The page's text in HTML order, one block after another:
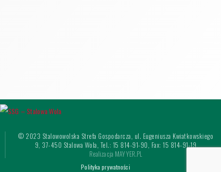
© 2023 Stalowowolska Strefa Gospodarcza, ul. Eugeniusza Kwiatkowskiego
9, 37-450 Stalowa Wola, Tel.: 15 814-91-90, Fax: 15 814-91-19
Realizacja MAYYER.PL
Polityka prywatności